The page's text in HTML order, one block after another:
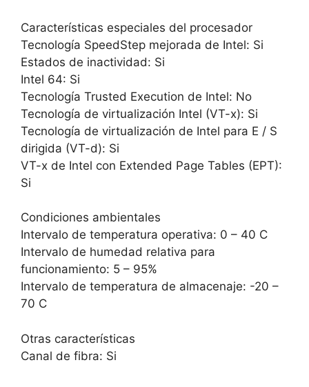
Características especiales del procesador
Tecnología SpeedStep mejorada de Intel: Si
Estados de inactividad: Si
Intel 64: Si
Tecnología Trusted Execution de Intel: No
Tecnología de virtualización Intel (VT-x): Si
Tecnología de virtualización de Intel para E / S
dirigida (VT-d): Si
VT-x de Intel con Extended Page Tables (EPT):
Si
Condiciones ambientales
Intervalo de temperatura operativa: 0 – 40 C
Intervalo de humedad relativa para
funcionamiento: 5 – 95%
Intervalo de temperatura de almacenaje: -20 –
70 C
Otras características
Canal de fibra: Si